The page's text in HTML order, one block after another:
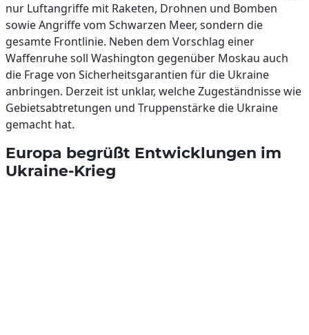
nur Luftangriffe mit Raketen, Drohnen und Bomben
sowie Angriffe vom Schwarzen Meer, sondern die
gesamte Frontlinie. Neben dem Vorschlag einer
Waffenruhe soll Washington gegenüber Moskau auch
die Frage von Sicherheitsgarantien für die Ukraine
anbringen. Derzeit ist unklar, welche Zugeständnisse wie
Gebietsabtretungen und Truppenstärke die Ukraine
gemacht hat.
Europa begrüßt Entwicklungen im
Ukraine-Krieg